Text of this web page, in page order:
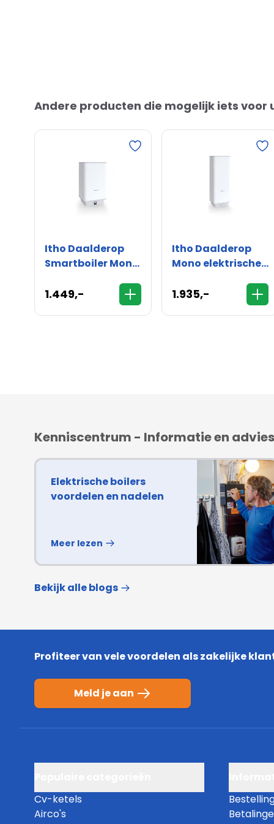
Andere producten die mogelijk iets voor
Itho Daalderop
Smartboiler Mono
1.449,-
Itho Daalderop
Mono elektrische
1.935,-
Kenniscentrum - Informatie en advies
Elektrische boilers
voordelen en nadelen
Meer lezen
Bekijk alle blogs
Profiteer van vele voordelen als zakelijke
Meld je aan
Cv-ketels
Airco's